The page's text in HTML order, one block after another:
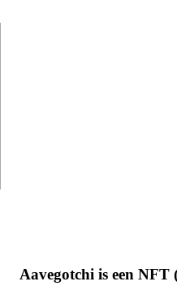
Aavegotchi is een